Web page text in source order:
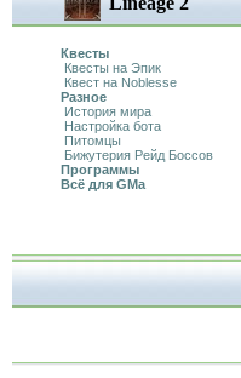
Квесты
Квесты на Эпик
Квест на Noblesse
Разное
История мира
Настройка бота
Питомцы
Бижутерия Рейд Боссов
Программы
Всё для GMa